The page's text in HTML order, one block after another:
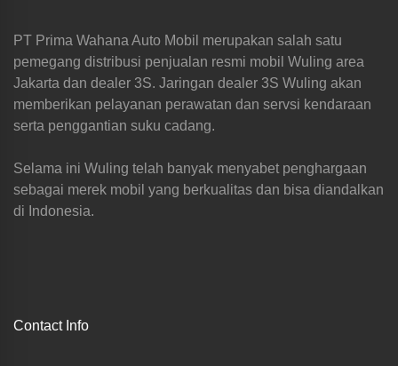
PT Prima Wahana Auto Mobil merupakan salah satu
pemegang distribusi penjualan resmi mobil Wuling area
Jakarta dan dealer 3S. Jaringan dealer 3S Wuling akan
memberikan pelayanan perawatan dan servsi kendaraan
serta penggantian suku cadang.
Selama ini Wuling telah banyak menyabet penghargaan
sebagai merek mobil yang berkualitas dan bisa diandalkan
di Indonesia.
Contact Info